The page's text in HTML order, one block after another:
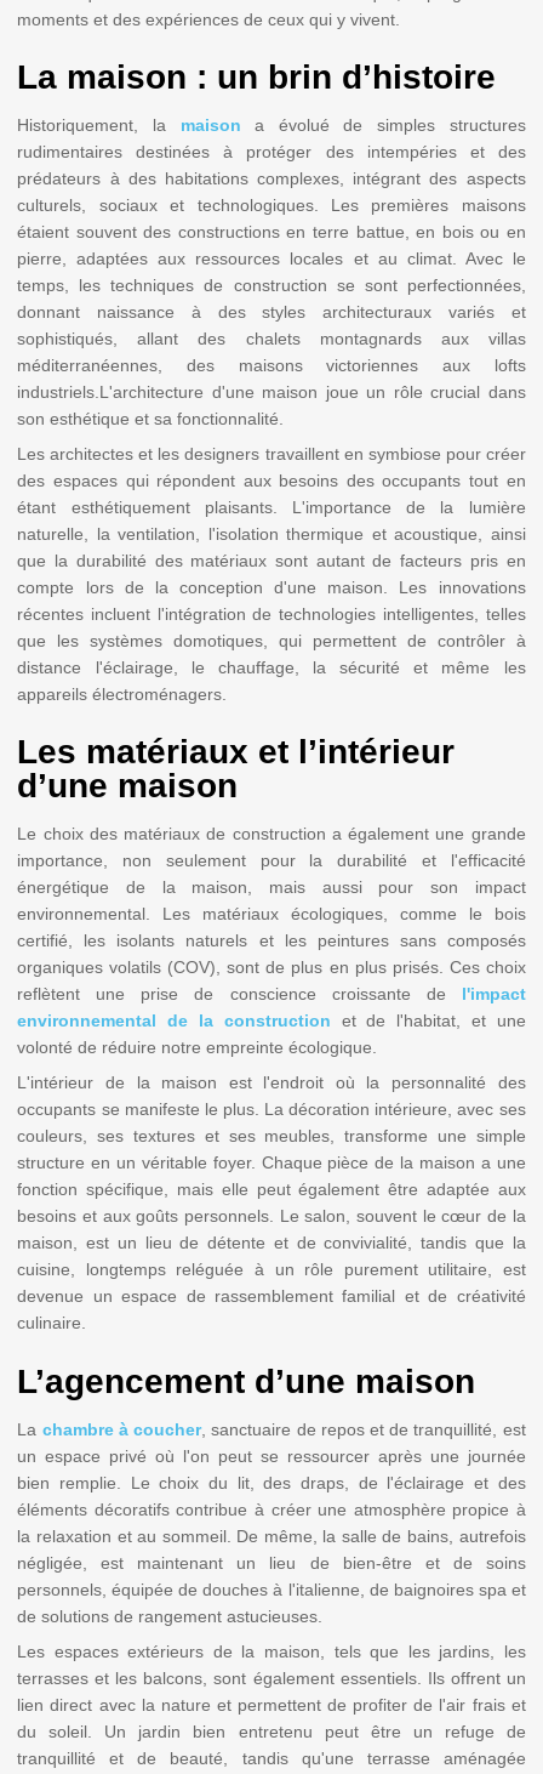
moments et des expériences de ceux qui y vivent.
La maison : un brin d’histoire
Historiquement, la maison a évolué de simples structures
rudimentaires destinées à protéger des intempéries et des
prédateurs à des habitations complexes, intégrant des aspects
culturels, sociaux et technologiques. Les premières maisons
étaient souvent des constructions en terre battue, en bois ou en
pierre, adaptées aux ressources locales et au climat. Avec le
temps, les techniques de construction se sont perfectionnées,
donnant naissance à des styles architecturaux variés et
sophistiqués, allant des chalets montagnards aux villas
méditerranéennes, des maisons victoriennes aux lofts
industriels.L'architecture d'une maison joue un rôle crucial dans
son esthétique et sa fonctionnalité.
Les architectes et les designers travaillent en symbiose pour créer
des espaces qui répondent aux besoins des occupants tout en
étant esthétiquement plaisants. L'importance de la lumière
naturelle, la ventilation, l'isolation thermique et acoustique, ainsi
que la durabilité des matériaux sont autant de facteurs pris en
compte lors de la conception d'une maison. Les innovations
récentes incluent l'intégration de technologies intelligentes, telles
que les systèmes domotiques, qui permettent de contrôler à
distance l'éclairage, le chauffage, la sécurité et même les
appareils électroménagers.
Les matériaux et l’intérieur
d’une maison
Le choix des matériaux de construction a également une grande
importance, non seulement pour la durabilité et l'efficacité
énergétique de la maison, mais aussi pour son impact
environnemental. Les matériaux écologiques, comme le bois
certifié, les isolants naturels et les peintures sans composés
organiques volatils (COV), sont de plus en plus prisés. Ces choix
reflètent une prise de conscience croissante de l'impact
environnemental de la construction et de l'habitat, et une
volonté de réduire notre empreinte écologique.
L'intérieur de la maison est l'endroit où la personnalité des
occupants se manifeste le plus. La décoration intérieure, avec ses
couleurs, ses textures et ses meubles, transforme une simple
structure en un véritable foyer. Chaque pièce de la maison a une
fonction spécifique, mais elle peut également être adaptée aux
besoins et aux goûts personnels. Le salon, souvent le cœur de la
maison, est un lieu de détente et de convivialité, tandis que la
cuisine, longtemps reléguée à un rôle purement utilitaire, est
devenue un espace de rassemblement familial et de créativité
culinaire.
L’agencement d’une maison
La chambre à coucher, sanctuaire de repos et de tranquillité, est
un espace privé où l'on peut se ressourcer après une journée
bien remplie. Le choix du lit, des draps, de l'éclairage et des
éléments décoratifs contribue à créer une atmosphère propice à
la relaxation et au sommeil. De même, la salle de bains, autrefois
négligée, est maintenant un lieu de bien-être et de soins
personnels, équipée de douches à l'italienne, de baignoires spa et
de solutions de rangement astucieuses.
Les espaces extérieurs de la maison, tels que les jardins, les
terrasses et les balcons, sont également essentiels. Ils offrent un
lien direct avec la nature et permettent de profiter de l'air frais et
du soleil. Un jardin bien entretenu peut être un refuge de
tranquillité et de beauté, tandis qu'une terrasse aménagée